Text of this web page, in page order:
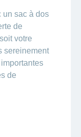
un sac à dos
de
votre
sereinement
de